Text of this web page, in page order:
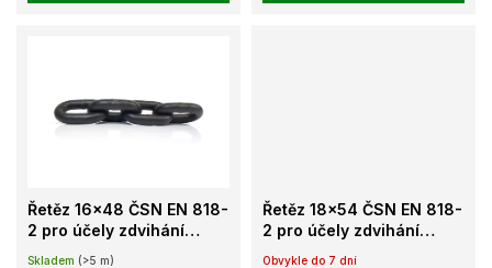
Řetěz 16x48 ČSN EN 818-
2 pro účely zdvihání
jakost 80 barvený
Skladem (>5 m)
Řetěz 18x54 ČSN EN 818-
2 pro účely zdvihání
Obvykle do 7 dní